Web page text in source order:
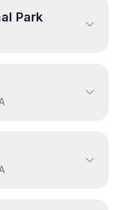
Park